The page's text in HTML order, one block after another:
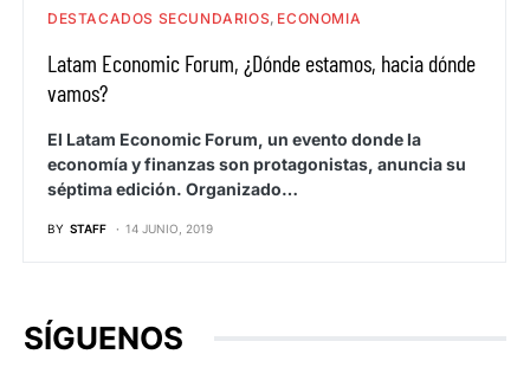
DESTACADOS SECUNDARIOS ECONOMIA
Latam Economic Forum, ¿Dónde estamos, hacia dónde
vamos?
El Latam Economic Forum, un evento donde la
economía y finanzas son protagonistas, anuncia su
séptima edición. Organizado…
BY STAFF 14 JUNIO, 2019
SÍGUENOS